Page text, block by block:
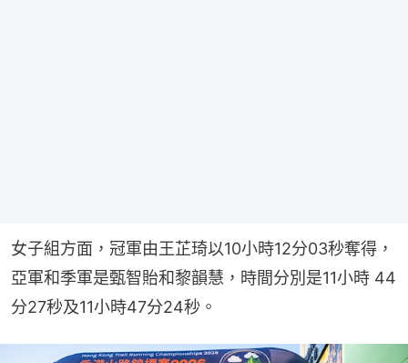
女子組方面，冠軍由王芷琦以10小時12分03秒奪得，
亞軍和季軍是甄智貽和黎韻慧，時間分別是11小時 44
分27秒及11小時47分24秒。